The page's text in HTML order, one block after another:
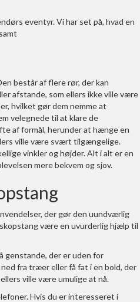
eventyr. Vi har set på, hvad en
består af flere rør, der kan
afstande, som ellers ikke ville være
hvilket gør dem nemme at
velegnede til at klare de
af formål, herunder at hænge en
ville være svært tilgængelige.
vinkler og højder. Alt i alt er en
mere bekvem og sjov.
der gør den uundværlig
være en uvurderlig hjælp til
genstande, der er uden for
fra træer eller få fat i en bold, der
ville være umulige at nå.
Hvis du er interesseret i